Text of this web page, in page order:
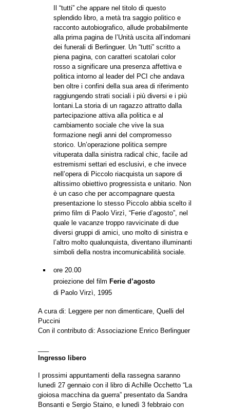
Il “tutti” che appare nel titolo di questo
splendido libro, a metà tra saggio politico e
racconto autobiografico, allude probabilmente
alla prima pagina de l’Unità uscita all’indomani
dei funerali di Berlinguer. Un “tutti” scritto a
piena pagina, con caratteri scatolari color
rosso a significare una presenza affettiva e
politica intorno al leader del PCI che andava
ben oltre i confini della sua area di riferimento
raggiungendo strati sociali i più diversi e i più
lontani.La storia di un ragazzo attratto dalla
partecipazione attiva alla politica e al
cambiamento sociale che vive la sua
formazione negli anni del compromesso
storico. Un’operazione politica sempre
vituperata dalla sinistra radical chic, facile ad
estremismi settari ed esclusivi, e che invece
nell’opera di Piccolo riacquista un sapore di
altissimo obiettivo progressista e unitario. Non
è un caso che per accompagnare questa
presentazione lo stesso Piccolo abbia scelto il
primo film di Paolo Virzì, “Ferie d’agosto”, nel
quale le vacanze troppo ravvicinate di due
diversi gruppi di amici, uno molto di sinistra e
l’altro molto qualunquista, diventano illuminanti
simboli della nostra incomunicabilità sociale.
ore 20.00
proiezione del film Ferie d’agosto
di Paolo Virzì, 1995
A cura di: Leggere per non dimenticare, Quelli del
Puccini
Con il contributo di: Associazione Enrico Berlinguer
Ingresso libero
I prossimi appuntamenti della rassegna saranno
lunedì 27 gennaio con il libro di Achille Occhetto “La
gioiosa macchina da guerra” presentato da Sandra
Bonsanti e Sergio Staino, e lunedì 3 febbraio con